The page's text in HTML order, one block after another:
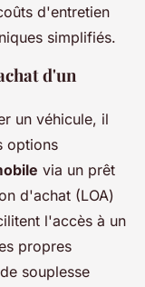
d'entretien
simplifiés.
d'un
un véhicule, il
options
via un prêt
d'achat (LOA)
l'accès à un
propres
souplesse